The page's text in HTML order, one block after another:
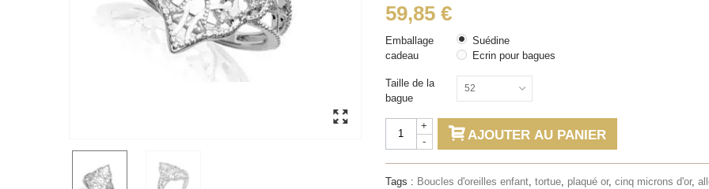
59,85 €
Emballage
cadeau
Suédine
Ecrin pour bagues
Taille de la
bague
52
-
+
AJOUTER AU PANIER
Tags : Boucles d'oreilles enfant, tortue, plaqué or, cinq microns d'or,